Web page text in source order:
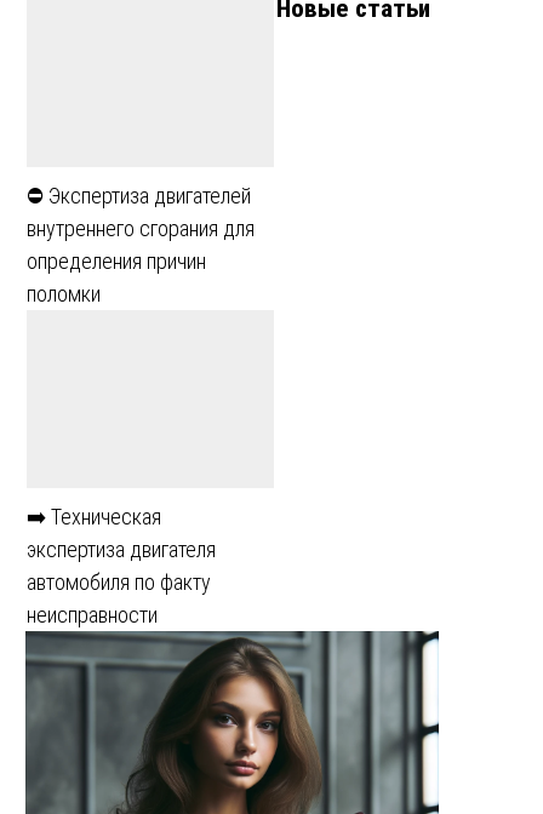
⛔ Экспертиза двигателей
внутреннего сгорания для
определения причин
поломки
➡️ Техническая
экспертиза двигателя
автомобиля по факту
неисправности
Новые статьи